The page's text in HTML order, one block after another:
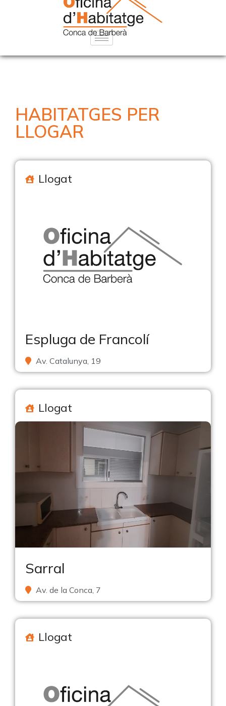
HABITATGES PER
LLOGAR
Llogat
Espluga de Francolí
Av. Catalunya, 19
Llogat
Sarral
Av. de la Conca, 7
Llogat